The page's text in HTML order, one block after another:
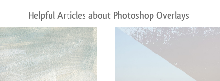
Helpful Articles about Photoshop Overlays